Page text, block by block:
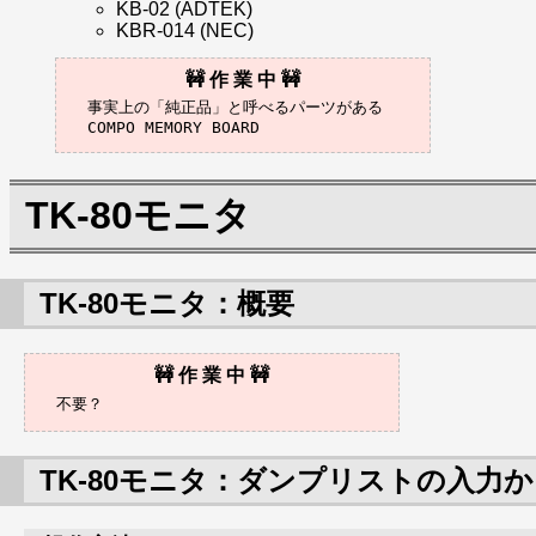
KB-02 (ADTEK)
KBR-014 (NEC)
事実上の「純正品」と呼べるパーツがある
TK-80モニタ
TK-80モニタ：概要
TK-80モニタ：ダンプリストの入力